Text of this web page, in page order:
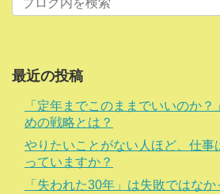
最近の投稿
「定年までこのままでいいのか
めの戦略とは？
やりたいことがない人ほど、仕事
っていますか？
「失われた30年」は失敗ではな